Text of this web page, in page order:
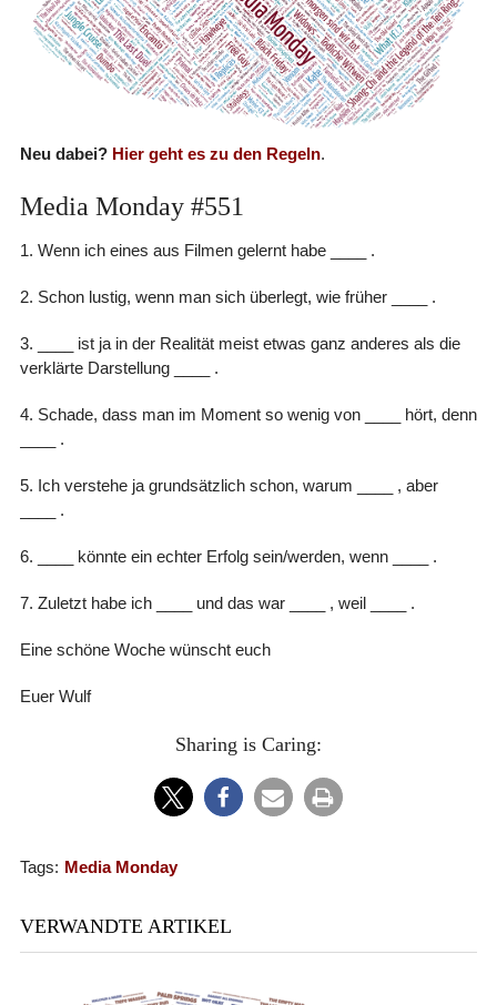
Neu dabei? Hier geht es zu den Regeln.
Media Monday #551
1. Wenn ich eines aus Filmen gelernt habe ____ .
2. Schon lustig, wenn man sich überlegt, wie früher ____ .
3. ____ ist ja in der Realität meist etwas ganz anderes als die
verklärte Darstellung ____ .
4. Schade, dass man im Moment so wenig von ____ hört, denn
____ .
5. Ich verstehe ja grundsätzlich schon, warum ____ , aber
____ .
6. ____ könnte ein echter Erfolg sein/werden, wenn ____ .
7. Zuletzt habe ich ____ und das war ____ , weil ____ .
Eine schöne Woche wünscht euch
Euer Wulf
Sharing is Caring:
Tags: Media Monday
VERWANDTE ARTIKEL